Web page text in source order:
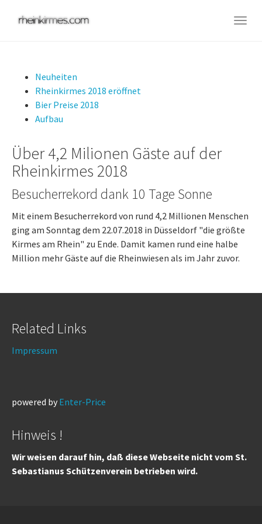
Neuheiten
Rheinkirmes 2018 eröffnet
Bier Preise 2018
Aufbau
Über 4,2 Milionen Gäste auf der
Rheinkirmes 2018
Besucherrekord dank 10 Tage Sonne
Mit einem Besucherrekord von rund 4,2 Millionen Menschen
ging am Sonntag dem 22.07.2018 in Düsseldorf "die größte
Kirmes am Rhein" zu Ende. Damit kamen rund eine halbe
Million mehr Gäste auf die Rheinwiesen als im Jahr zuvor.
Related Links
Impressum
powered by Enter-Price
Hinweis !
Wir weisen darauf hin, daß diese Webseite nicht vom St.
Sebastianus Schützenverein betrieben wird.